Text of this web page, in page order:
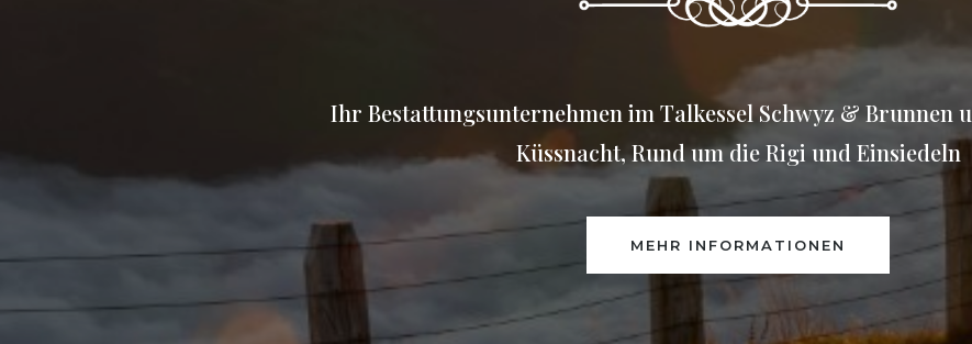
Ihr Bestattungsunternehmen im Talkessel Schwyz & Brunnen
Küssnacht, Rund um die Rigi und Einsiedeln
MEHR INFORMATIONEN